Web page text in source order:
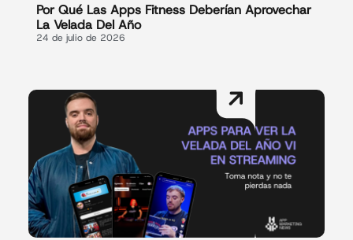
Por Qué Las Apps Fitness Deberían Aprovechar
La Velada Del Año
24 de julio de 2026